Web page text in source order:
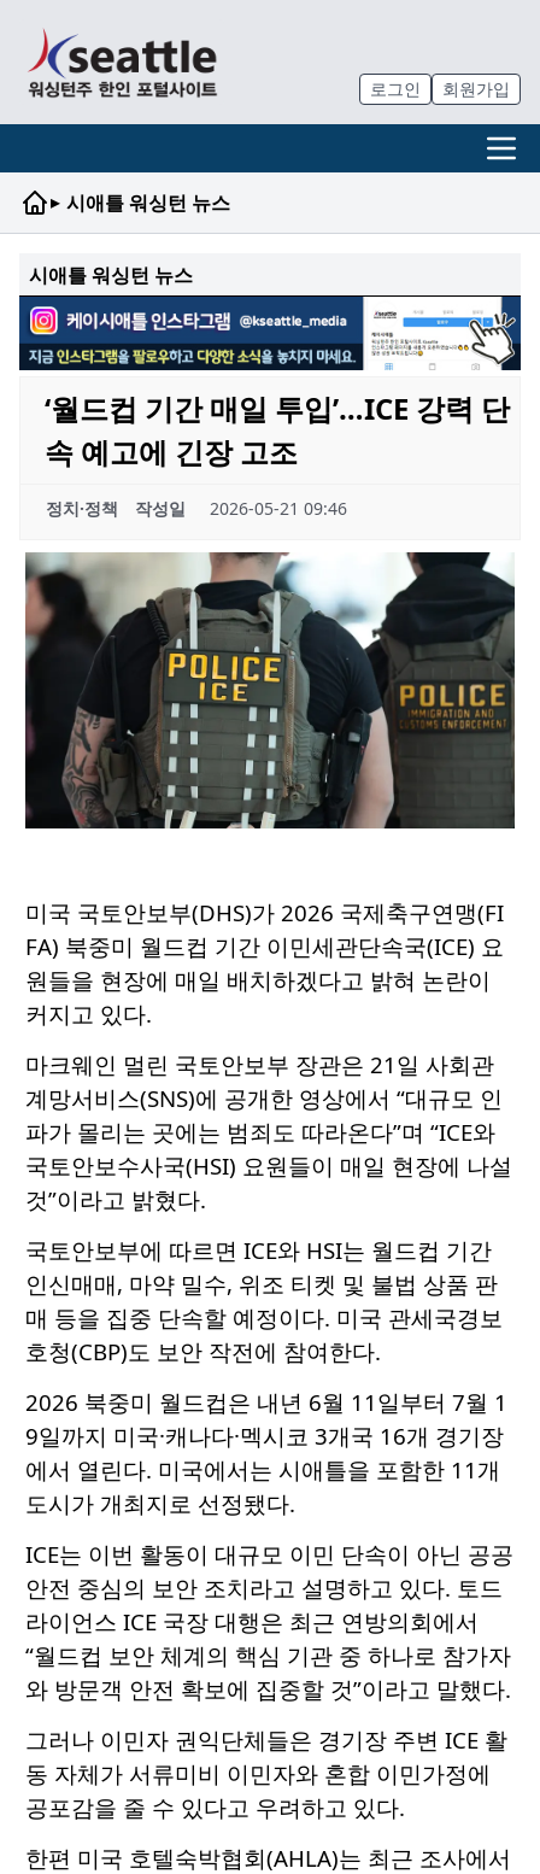
로그인 회원가입
▸ 시애틀 워싱턴 뉴스
시애틀 워싱턴 뉴스
‘월드컵 기간 매일 투입’…ICE 강력 단
속 예고에 긴장 고조
정치·정책 작성일 2026-05-21 09:46
미국 국토안보부(DHS)가 2026 국제축구연맹(FI
FA) 북중미 월드컵 기간 이민세관단속국(ICE) 요
원들을 현장에 매일 배치하겠다고 밝혀 논란이
커지고 있다.
마크웨인 멀린 국토안보부 장관은 21일 사회관
계망서비스(SNS)에 공개한 영상에서 “대규모 인
파가 몰리는 곳에는 범죄도 따라온다”며 “ICE와
국토안보수사국(HSI) 요원들이 매일 현장에 나설
것”이라고 밝혔다.
국토안보부에 따르면 ICE와 HSI는 월드컵 기간
인신매매, 마약 밀수, 위조 티켓 및 불법 상품 판
매 등을 집중 단속할 예정이다. 미국 관세국경보
호청(CBP)도 보안 작전에 참여한다.
2026 북중미 월드컵은 내년 6월 11일부터 7월 1
9일까지 미국·캐나다·멕시코 3개국 16개 경기장
에서 열린다. 미국에서는 시애틀을 포함한 11개
도시가 개최지로 선정됐다.
ICE는 이번 활동이 대규모 이민 단속이 아닌 공공
안전 중심의 보안 조치라고 설명하고 있다. 토드
라이언스 ICE 국장 대행은 최근 연방의회에서
“월드컵 보안 체계의 핵심 기관 중 하나로 참가자
와 방문객 안전 확보에 집중할 것”이라고 말했다.
그러나 이민자 권익단체들은 경기장 주변 ICE 활
동 자체가 서류미비 이민자와 혼합 이민가정에
공포감을 줄 수 있다고 우려하고 있다.
한편 미국 호텔숙박협회(AHLA)는 최근 조사에서